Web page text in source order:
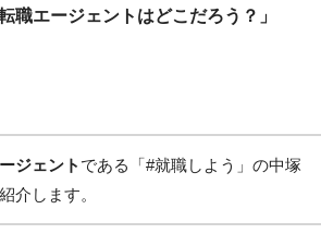
職エージェントはどこだろう？」
ジェント である「#就職しよう」の中塚
介します。